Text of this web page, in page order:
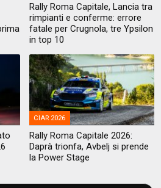
Rally Roma Capitale, Lancia tra
rimpianti e conferme: errore
fatale per Crugnola, tre Ypsilon
in top 10
CIAR 2026
Rally Roma Capitale 2026:
Daprà trionfa, Avbelj si prende
la Power Stage